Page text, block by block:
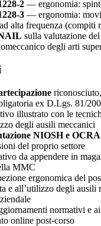
2 — ergonomia:
3 — ergonomia:
alta frequenza (compiti
sulla valutazione
degli arti
ex D.Lgs. 81/
illustrato con le
degli ausili meccanici
NIOSH e OCRA
del proprio settore
da appendere in
MMC
ergonomica del
e all’utilizzo degli ausili
normativi e
online post-corso